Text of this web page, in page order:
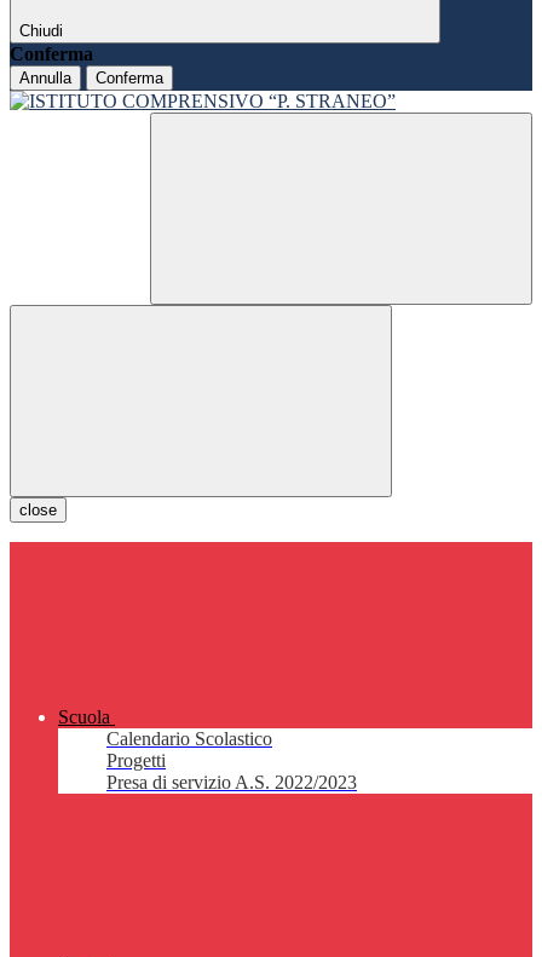
Chiudi
Conferma
Annulla Conferma
close
Scuola
Calendario Scolastico
Progetti
Presa di servizio A.S. 2022/2023